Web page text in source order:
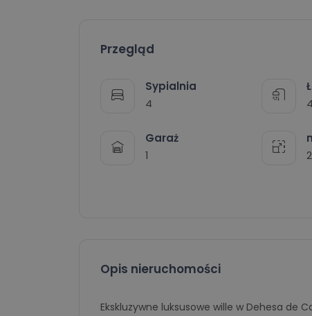
Przegląd
Sypialnia
4
4
Garaż
1
Opis nieruchomości
Ekskluzywne luksusowe wille w Dehesa de